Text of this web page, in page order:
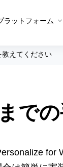
ラットフォーム
プロダクト概要
用支援 トップ
CROコンサルティ
ポートボット
社情報 トップ
採用情報
革
えてください
で
for